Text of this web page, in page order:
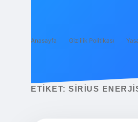
Anasayfa Gizlilik Politikası
ETIKET: SIRIUS